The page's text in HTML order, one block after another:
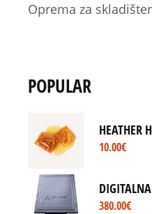
Oprema za
POPULAR
HEATHER
10.00€
380.00€